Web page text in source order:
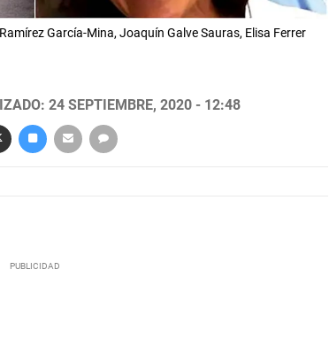
García-Mina, Joaquín Galve Sauras, Elisa Ferrer
24 SEPTIEMBRE, 2020 - 12:48